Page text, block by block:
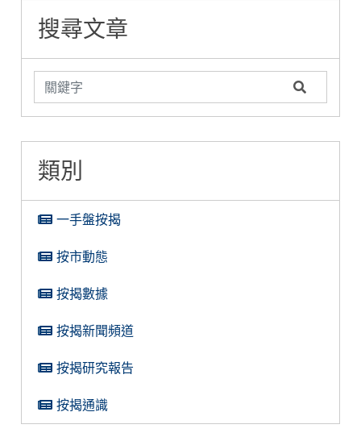
搜尋文章
類別
一手盤按揭
按市動態
按揭數據
按揭新聞頻道
按揭研究報告
按揭通識